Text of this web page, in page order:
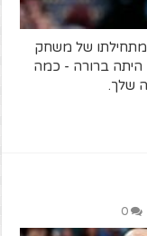
מתחילתו של משחק
המשוואה היתה ברורה - כמה
שלך.
0